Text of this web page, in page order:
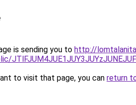
is sending you to http://
to visit that page, you can return